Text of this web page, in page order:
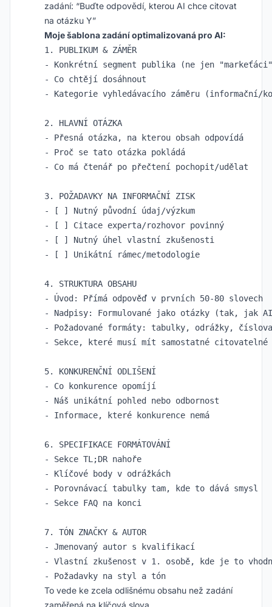
zadání: “Buďte odpovědí, kterou AI chce citovat
na otázku Y”
Moje šablona zadání optimalizovaná pro AI:
1. PUBLIKUM & ZÁMĚR
- Konkrétní segment publika (ne jen
- Co chtějí dosáhnout
- Kategorie vyhledávacího záměru (informační/
2. HLAVNÍ OTÁZKA
- Přesná otázka, na kterou obsah odpovídá
- Proč se tato otázka pokládá
- Co má čtenář po přečtení pochopit/udělat
3. POŽADAVKY NA INFORMAČNÍ ZISK
- [ ] Nutný původní údaj/výzkum
- [ ] Citace experta/rozhovor povinný
- [ ] Nutný úhel vlastní zkušenosti
- [ ] Unikátní rámec/metodologie
4. STRUKTURA OBSAHU
- Úvod: Přímá odpověď v prvních 50-80 slovech
- Nadpisy: Formulované jako otázky (tak, jak
- Požadované formáty: tabulky, odrážky,
- Sekce, které musí mít samostatné
5. KONKURENČNÍ ODLIŠENÍ
- Co konkurence opomíjí
- Náš unikátní pohled nebo odbornost
- Informace, které konkurence nemá
6. SPECIFIKACE FORMÁTOVÁNÍ
- Sekce TL;DR nahoře
- Klíčové body v odrážkách
- Porovnávací tabulky tam, kde to dává smysl
- Sekce FAQ na konci
7. TÓN ZNAČKY & AUTOR
- Jmenovaný autor s kvalifikací
- Vlastní zkušenost v 1. osobě, kde je to
To vede ke zcela odlišnému obsahu než zadání
zaměřená na klíčová slova.